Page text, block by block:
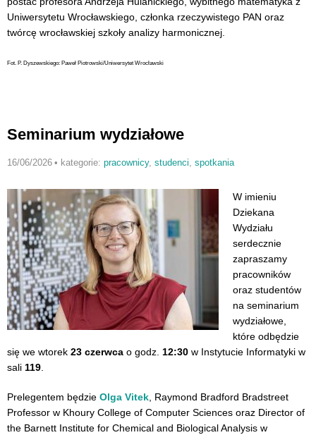
Uniwersytetu Wrocławskiego, członka rzeczywistego PAN oraz
twórcę wrocławskiej szkoły analizy harmonicznej.
Fot. P. Dyszewskiego: Paweł Piotrowski/Uniwersytet Wrocławski
Seminarium wydziałowe
16/06/2026 • kategorie: pracownicy, studenci, spotkania
W imieniu
Dziekana
Wydziału
serdecznie
zapraszamy
pracowników
oraz studentów
na seminarium
wydziałowe,
które odbędzie
się we wtorek 23 czerwca o godz. 12:30 w Instytucie Informatyki w
sali 119
Prelegentem będzie Olga Vitek Raymond Bradford Bradstreet
Professor w Khoury College of Computer Sciences oraz Director of
the Barnett Institute for Chemical and Biological Analysis w